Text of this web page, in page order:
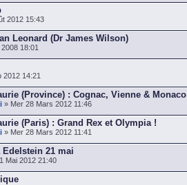
2012 15:43
Leonard (Dr James Wilson)
18:01
2012 14:21
(Province) : Cognac, Vienne & Monaco
» Mer 28 Mars 2012 11:46
(Paris) : Grand Rex et Olympia !
» Mer 28 Mars 2012 11:41
21 mai
Mai 2012 21:40